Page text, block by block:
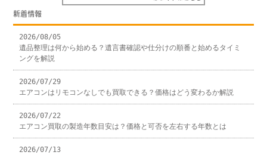
新着情報
2026/08/05
遺品整理は何から始める？遺言書確認や仕分けの順番と始めるタイミ
ングを解説
2026/07/29
エアコンはリモコンなしでも買取できる？価格はどう変わるか解説
2026/07/22
エアコン買取の製造年数目安は？価格と可否を左右する年数とは
2026/07/13